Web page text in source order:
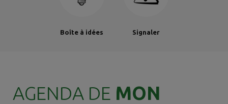
Boîte à idées Signaler
AGENDA DE MON